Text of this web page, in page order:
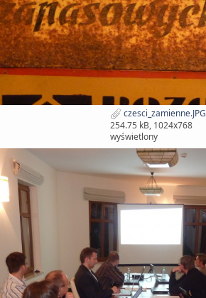
czesci_zamienne.JPG
254.75 kB, 1024x768
wyświetlony